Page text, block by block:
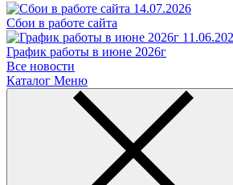
14.07.2026
Сбои в работе сайта
График работы в июне 2026г
Все новости
Каталог Меню